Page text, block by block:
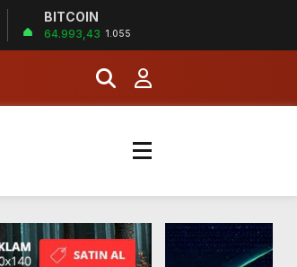
BITCOIN
64.993,43 1.055